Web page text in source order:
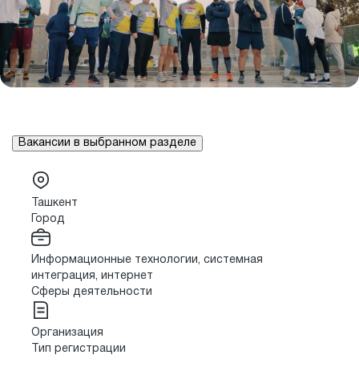
Вакансии в выбранном разделе
Ташкент
Город
Информационные технологии, системная
интеграция, интернет
Сферы деятельности
Организация
Тип регистрации